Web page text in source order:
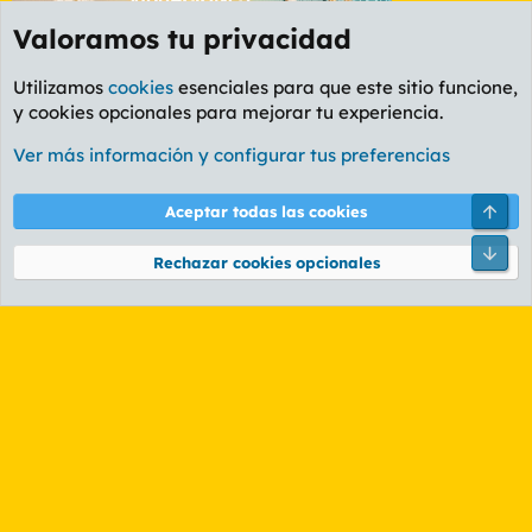
Foro General
Cookies
PL OLDSTYLE AMARILLO
Términos y reglas Política de privacidad Ayuda
Community platform by XenForo® © 2010-2026 XenForo Ltd.
Valoramos tu privacidad
Utilizamos cookies esenciales para que este sitio funcione,
y cookies opcionales para mejorar tu experiencia.
Ver más información y configurar tus preferencias
Aceptar todas las cookies
Rechazar cookies opcionales
Pie